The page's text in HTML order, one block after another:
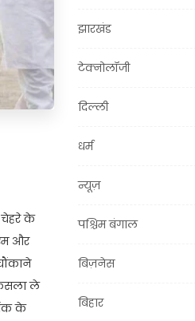
चेहरे के
और
ले
के
झारखंड
टेक्नोलॉजी
दिल्ली
धर्म
न्यूज़
पश्चिम बंगाल
बिज़नेस
बिहार